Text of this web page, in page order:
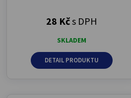
28 Kčs DPH
SKLADEM
DETAIL PRODUKTU